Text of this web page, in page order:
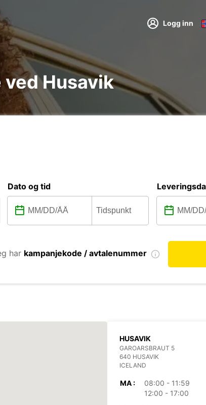
Logg inn
Husavik
Dato og tid
har kampanjekode / avtalenummer
HUSAVIK
GAROARSBRAUT 5
640 HUSAVIK
ICELAND
MA :
08:00 - 11:59
12:00 - 17:00